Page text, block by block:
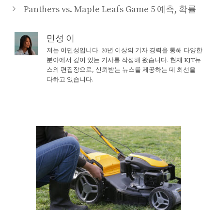
Panthers vs. Maple Leafs Game 5 예측, 확률
민성 이
저는 이민성입니다. 20년 이상의 기자 경력을 통해 다양한
분야에서 깊이 있는 기사를 작성해 왔습니다. 현재 KJT뉴
스의 편집장으로, 신뢰받는 뉴스를 제공하는 데 최선을
다하고 있습니다.